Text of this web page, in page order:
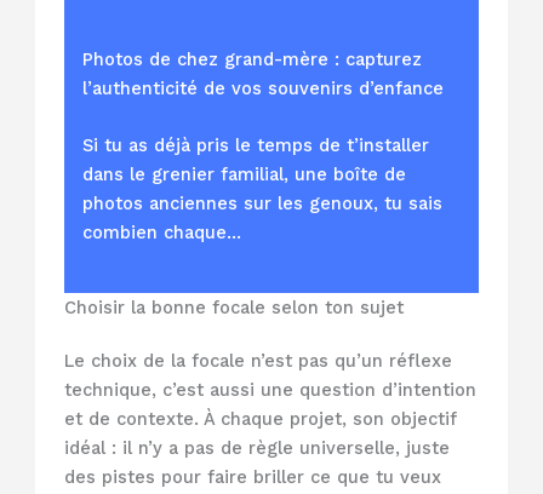
Photos de chez grand-mère : capturez
l’authenticité de vos souvenirs d’enfance
Si tu as déjà pris le temps de t’installer
dans le grenier familial, une boîte de
photos anciennes sur les genoux, tu sais
combien chaque…
Choisir la bonne focale selon ton sujet
Le choix de la focale n’est pas qu’un réflexe
technique, c’est aussi une question d’intention
et de contexte. À chaque projet, son objectif
idéal : il n’y a pas de règle universelle, juste
des pistes pour faire briller ce que tu veux